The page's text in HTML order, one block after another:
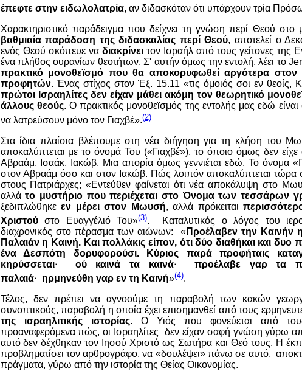
έπεφτε στην ειδωλολατρία, αν διδασκόταν ότι υπάρχουν τρία
Χαρακτηριστικό παράδειγμα που δείχνει τη γνώση περί Θεού στο
βαθμιαία παράδοση της διδασκαλίας περί Θεού, αποτελεί ο
ενός Θεού σκόπευε να διακρίνειτον Ισραήλ από τους γείτονες της
ένα πλήθος ουρανίων θεοτήτων. Σ' αυτήν όμως την εντολή, λέει το
πρακτικό μονοθεϊσμό που θα αποκορυφωθεί αργότερα στον
προφητών. Ένας στίχος στον Έξ. 15.11 «τις όμοιός σοι εν θεοίς,
πρώτοι Ισραηλίτες δεν είχαν μάθει ακόμη τον θεωρητικό
άλλους θεούς. Ο πρακτικός μονοθεϊσμός της εντολής μας εδώ είναι
να λατρεύσουν μόνο τον Γιαχβέ».(2)
Στα ίδια πλαίσια βλέπουμε στη νέα διήγηση για τη κλήση του
αποκαλύπτεται με το όνομά Του («Γιαχβέ»), το όποιο όμως δεν
Αβραάμ, Ισαάκ, Ιακώβ. Μια απορία όμως γεννιέται εδώ. Το όνομα
στον Αβραάμ όσο και στον Ιακώβ. Πώς λοιπόν αποκαλύπτεται
στους Πατριάρχες; «Εντεύθεν φαίνεται ότι νέα αποκάλυψη στο
αλλάτο μυστήριο που περιέχεται στο Όνομα των τεσσάρων
ξεδιπλώθηκε εν μέρει στον Μωυσή, αλλά πρόκειται
Χριστούστο Ευαγγέλιό Του»(3).
Καταλυτικός ο λόγος του
διαχρονικός στο πέρασμα των αιώνων:
«Προέλαβεν την Καινήν
Παλαιάν η Καινή. Και πολλάκις είπον, ότι δύο διαθήκαι και δυο
ένα Δεσπότη δορυφορούσι. Κύριος παρά προφήταις
κηρύσσεται·
ού καινά τα καινά· προέλαβε γαρ τα
παλαιά· ηρμηνεύθη γαρ εν τη Καινή»(4).
Τέλος, δεν πρέπει να αγνοούμε τη παραβολή των κακών
συνοπτικούς, παραβολή η οποία έχει επισημανθεί από τους
της ισραηλιτικής ιστορίας. Ο Υιός που φονεύεται από
προαναφερόμενα πώς, οι Ισραηλίτες
δεν είχαν σαφή γνώση γύρω
αυτό δεν δέχθηκαν τον Ιησού Χριστό ως Σωτήρα και Θεό τους. Η
προβληματίσει τον αρθρογράφο, να «δουλέψει» πάνω σε αυτό,
πράγματα, γύρω από την ιστορία της Θείας Οικονομίας.